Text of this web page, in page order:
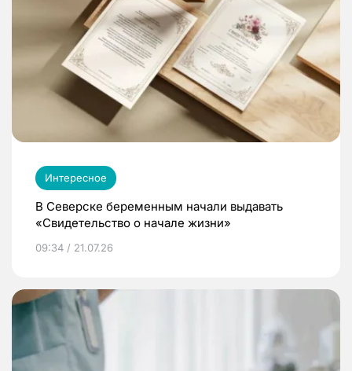
Интересное
В Северске беременным начали выдавать
«Свидетельство о начале жизни»
09:34 / 21.07.26